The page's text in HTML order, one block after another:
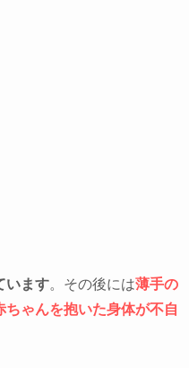
います。その後には薄手の
ゃんを抱いた身体が不自